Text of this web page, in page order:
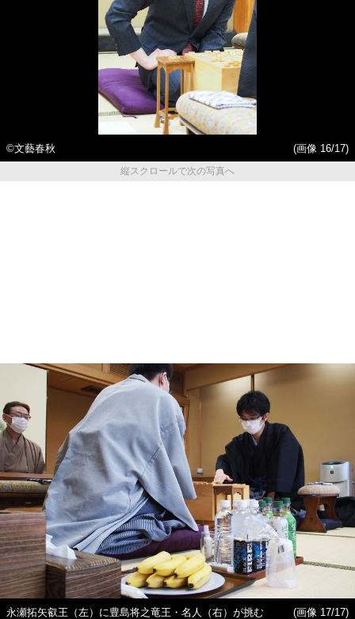
©文藝春秋
(画像 16/17)
縦スクロールで次の写真へ
永瀬拓矢叡王（左）に豊島将之竜王・名人（右）が挑む
(画像 17/17)